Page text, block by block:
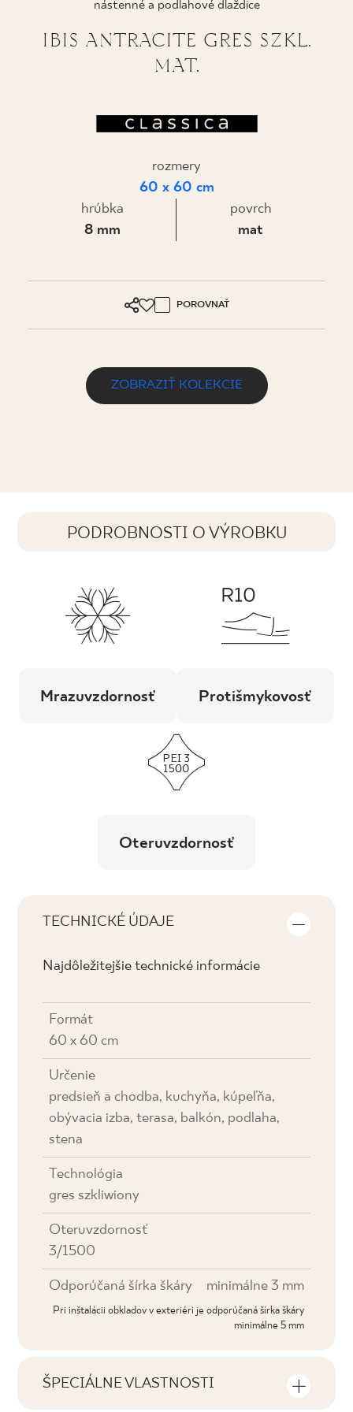
O NÁS
MÔJ PROFIL
KONTAKT
nástenné a podlahové dlaždice
IBIS ANTRACITE GRES SZKL.
MAT.
rozmery
60 x 60 cm
hrúbka
8 mm
povrch
mat
POROVNAŤ
ZOBRAZIŤ KOLEKCIE
PODROBNOSTI O VÝROBKU
Mrazuvzdornosť Protišmykovosť
Oteruvzdornosť
TECHNICKÉ ÚDAJE
Najdôležitejšie technické informácie
Formát
60 x 60 cm
Určenie
predsieň a chodba, kuchyňa, kúpeľňa,
obývacia izba, terasa, balkón, podlaha,
stena
Technológia
gres szkliwiony
Oteruvzdornosť
3/1500
Odporúčaná šírka škáry minimálne 3 mm
Pri inštalácii obkladov v exteriéri je odporúčaná šírka škáry
minimálne 5 mm
ŠPECIÁLNE VLASTNOSTI